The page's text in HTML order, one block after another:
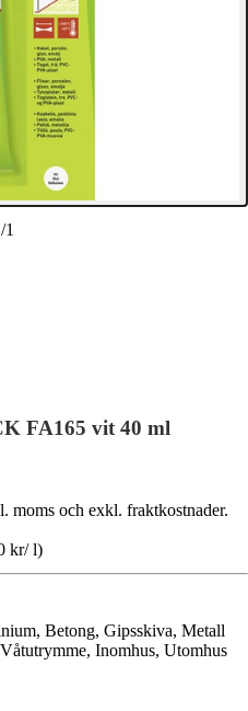
/1
FA165 vit 40 ml
och exkl. fraktkostnader.
kr/ l)
Betong, Gipsskiva, Metall
Inomhus, Utomhus